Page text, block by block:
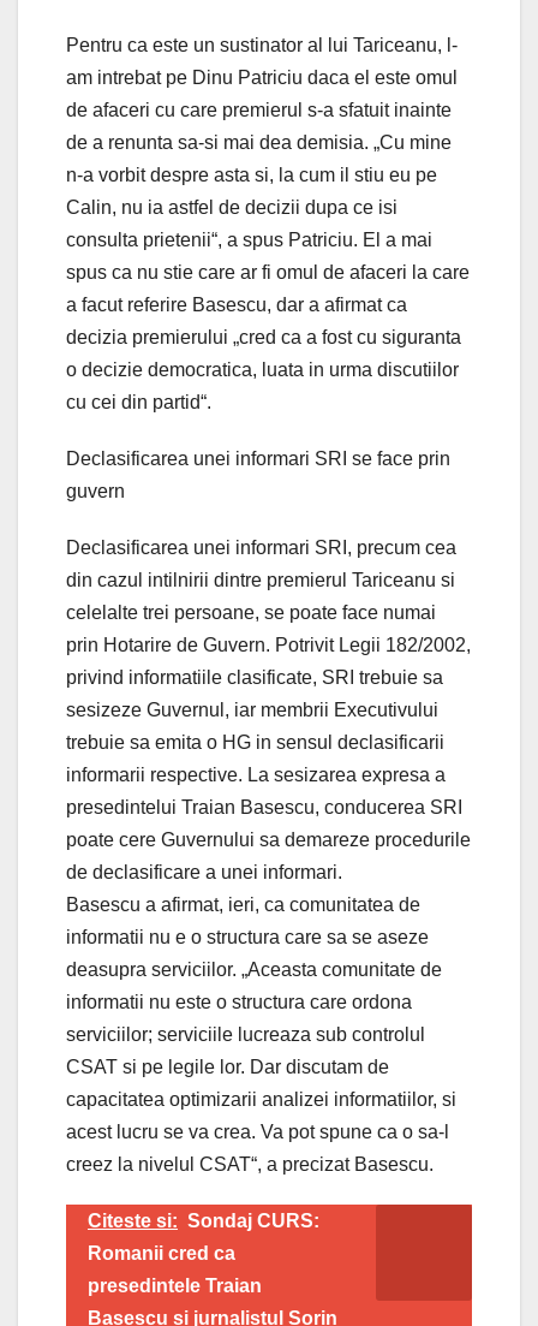
Pentru ca este un sustinator al lui Tariceanu, l-
am intrebat pe Dinu Patriciu daca el este omul
de afaceri cu care premierul s-a sfatuit inainte
de a renunta sa-si mai dea demisia. „Cu mine
n-a vorbit despre asta si, la cum il stiu eu pe
Calin, nu ia astfel de decizii dupa ce isi
consulta prietenii“, a spus Patriciu. El a mai
spus ca nu stie care ar fi omul de afaceri la care
a facut referire Basescu, dar a afirmat ca
decizia premierului „cred ca a fost cu siguranta
o decizie democratica, luata in urma discutiilor
cu cei din partid“.
Declasificarea unei informari SRI se face prin
guvern
Declasificarea unei informari SRI, precum cea
din cazul intilnirii dintre premierul Tariceanu si
celelalte trei persoane, se poate face numai
prin Hotarire de Guvern. Potrivit Legii 182/2002,
privind informatiile clasificate, SRI trebuie sa
sesizeze Guvernul, iar membrii Executivului
trebuie sa emita o HG in sensul declasificarii
informarii respective. La sesizarea expresa a
presedintelui Traian Basescu, conducerea SRI
poate cere Guvernului sa demareze procedurile
de declasificare a unei informari.
Basescu a afirmat, ieri, ca comunitatea de
informatii nu e o structura care sa se aseze
deasupra serviciilor. „Aceasta comunitate de
informatii nu este o structura care ordona
serviciilor; serviciile lucreaza sub controlul
CSAT si pe legile lor. Dar discutam de
capacitatea optimizarii analizei informatiilor, si
acest lucru se va crea. Va pot spune ca o sa-l
creez la nivelul CSAT“, a precizat Basescu.
Citeste si: Sondaj CURS:
Romanii cred ca
presedintele Traian
Basescu si jurnalistul Sorin